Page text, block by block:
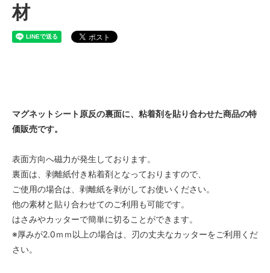
材
マグネットシート原反の裏面に、粘着剤を貼り合わせた商品の特
価販売です。
表面方向へ磁力が発生しております。
裏面は、剥離紙付き粘着剤となっておりますので、
ご使用の場合は、剥離紙を剥がしてお使いください。
他の素材と貼り合わせてのご利用も可能です。
はさみやカッターで簡単に切ることができます。
※厚みが2.0ｍｍ以上の場合は、刃の丈夫なカッターをご利用くだ
さい。